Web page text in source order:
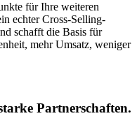
für Ihre weiteren
echter Cross-Selling-
schafft die Basis für
mehr Umsatz, weniger
Partnerschaften.